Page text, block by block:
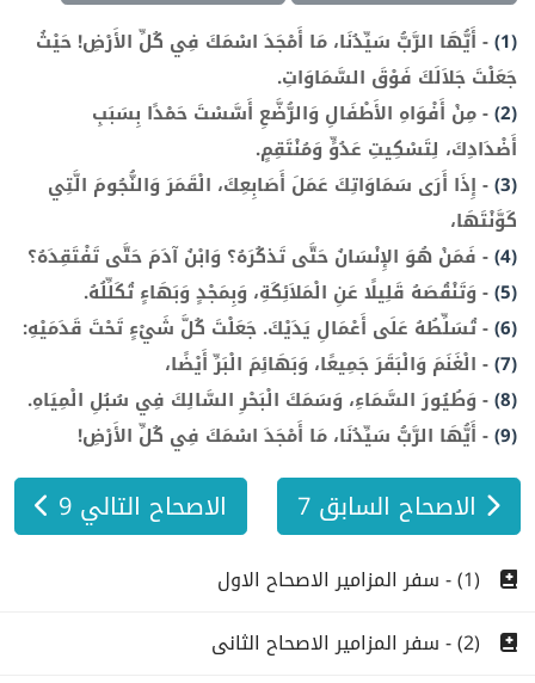
(1)
- أَيُّهَا الرَّبُّ سَيِّدُنَا، مَا أَمْجَدَ اسْمَكَ فِي كُلِّ الأَرْضِ! حَيْثُ
جَعَلْتَ جَلاَلَكَ فَوْقَ السَّمَاوَاتِ.
(2)
-مِنْ أَفْوَاهِ الأَطْفَالِ وَالرُّضَّعِ أَسَّسْتَ حَمْدًا بِسَبَبِ
أَضْدَادِكَ، لِتَسْكِيتِ عَدُوٍّ وَمُنْتَقِمٍ.
(3)
- إِذَا أَرَى سَمَاوَاتِكَ عَمَلَ أَصَابِعِكَ، الْقَمَرَ وَالنُّجُومَ الَّتِي
كَوَّنْتَهَا،
(4)
- فَمَنْ هُوَ الإِنْسَانُ حَتَّى تَذكُرَهُ؟ وَابْنُ آدَمَ حَتَّى تَفْتَقِدَهُ؟
(5)
- وَتَنْقُصَهُ قَلِيلًا عَنِ الْمَلاَئِكَةِ، وَبِمَجْدٍ وَبَهَاءٍ تُكَلِّلُهُ.
(6)
-تُسَلِّطُهُ عَلَى أَعْمَالِ يَدَيْكَ. جَعَلْتَ كُلَّ شَيْءٍ تَحْتَ قَدَمَيْهِ:
(7)
- الْغَنَمَ وَالْبَقَرَ جَمِيعًا، وَبَهَائِمَ الْبَرِّ أَيْضًا،
(8)
- وَطُيُورَ السَّمَاءِ، وَسَمَكَ الْبَحْرِ السَّالِكَ فِي سُبُلِ الْمِيَاهِ.
(9)
- أَيُّهَا الرَّبُّ سَيِّدُنَا، مَا أَمْجَدَ اسْمَكَ فِي كُلِّ الأَرْضِ!
الاصحاح السابق 7 الاصحاح التالي 9
(1) - سفر المزامير الاصحاح الاول
(2) - سفر المزامير الاصحاح الثانى